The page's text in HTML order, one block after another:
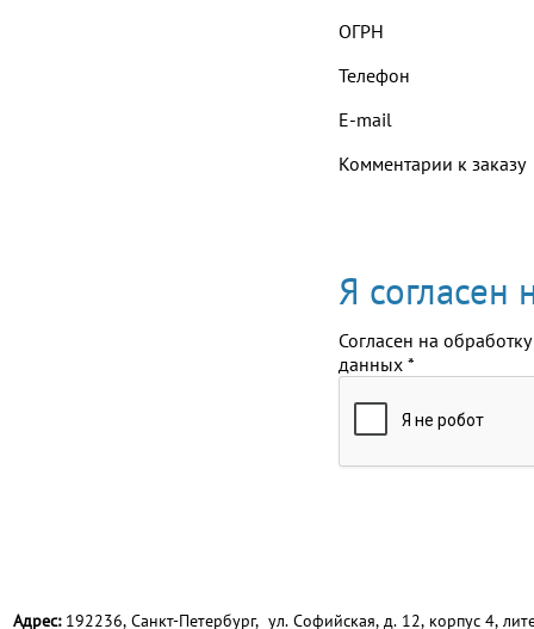
ОГРН
Телефон
E-mail
Комментарии к заказу
Я согласен
Согласен на обработку
данных *
Адрес:192236, Санкт-Петербург, ул. Софийская, д. 12, корпус 4,